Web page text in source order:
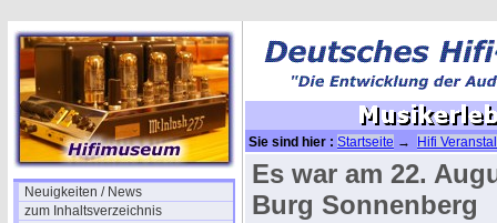
Neuigkeiten / News
zum Inhaltsverzeichnis
Sie sind hier : Startseite → Hifi
Es war am 22.
Burg Sonnenberg